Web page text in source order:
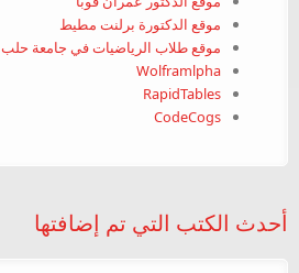
موقع الدكتورة برلنت مطيط
موقع طلاب الرياضيات في جامعة حلب
Wolframlpha
RapidTables
CodeCogs
أحدث الكتب التي تم إضافتها